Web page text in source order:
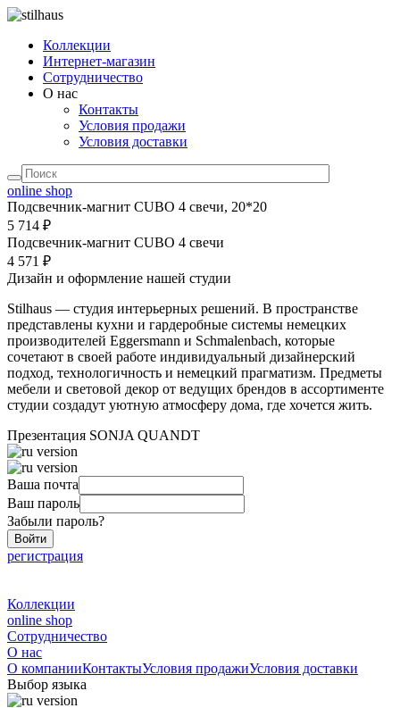
Коллекции
Интернет-магазин
Сотрудничество
О нас
Контакты
Условия продажи
Условия доставки
online shop
Подсвечник-магнит CUBO 4 свечи, 20*20
5 714 ₽
Подсвечник-магнит CUBO 4 свечи
4 571 ₽
Дизайн и оформление нашей студии
Stilhaus — студия интерьерных решений. В пространстве
представлены кухни и гардеробные системы немецких
производителей Eggersmann и Schmalenbach, которые
сочетают в своей работе индивидуальный дизайнерский
подход, технологичность и немецкий прагматизм. Предметы
мебели и световой декор от ведущих брендов в ассортименте
студии создадут уютную атмосферу дома, где хочется жить.
Презентация SONJA QUANDT
Ваша почта
Ваш пароль
Забыли пароль?
Войти
регистрация
Коллекции
online shop
Сотрудничество
О нас
О компанииКонтактыУсловия продажиУсловия доставки
Выбор языка